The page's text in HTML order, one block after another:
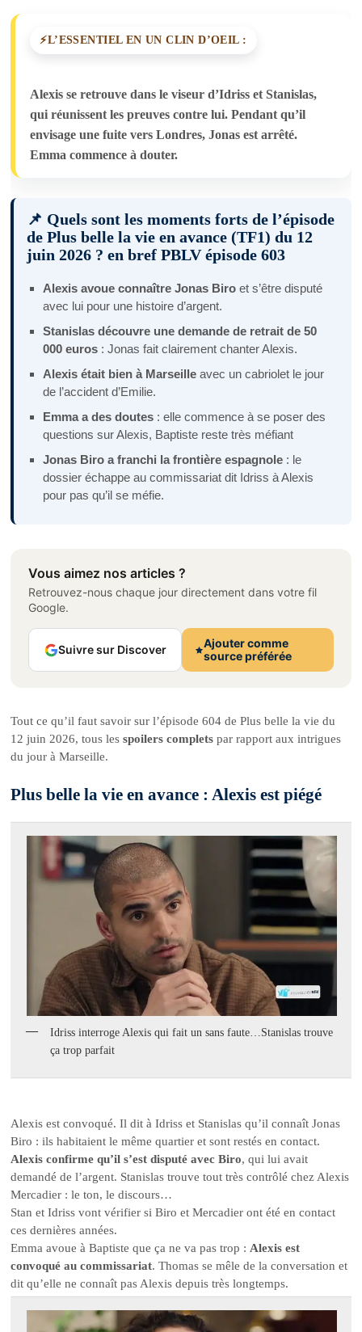
L’ESSENTIEL EN UN CLIN D’OEIL :
Alexis se retrouve dans le viseur d’Idriss et Stanislas,
qui réunissent les preuves contre lui. Pendant qu’il
envisage une fuite vers Londres, Jonas est arrêté.
Emma commence à douter.
📌 Quels sont les moments forts de l’épisode
de Plus belle la vie en avance (TF1) du 12
juin 2026 ? en bref PBLV épisode 603
Alexis avoue connaître Jonas Biro et s’être disputé
avec lui pour une histoire d’argent.
Stanislas découvre une demande de retrait de 50
000 euros : Jonas fait clairement chanter Alexis.
Alexis était bien à Marseille avec un cabriolet le jour
de l’accident d’Emilie.
Emma a des doutes : elle commence à se poser des
questions sur Alexis, Baptiste reste très méfiant
Jonas Biro a franchi la frontière espagnole : le
dossier échappe au commissariat dit Idriss à Alexis
pour pas qu’il se méfie.
Vous aimez nos articles ?
Retrouvez-nous chaque jour directement dans votre fil
Google.
Suivre sur Discover
Ajouter comme
source préférée
Tout ce qu’il faut savoir sur l’épisode 604 de Plus belle la vie du
12 juin 2026, tous lesspoilers complets par rapport aux intrigues
du jour à Marseille.
Plus belle la vie en avance : Alexis est piégé
Idriss interroge Alexis qui fait un sans faute…Stanislas trouve
ça trop parfait
Alexis est convoqué. Il dit à Idriss et Stanislas qu’il connaît Jonas
Biro : ils habitaient le même quartier et sont restés en contact.
Alexis confirme qu’il s’est disputé avec Biro, qui lui avait
demandé de l’argent. Stanislas trouve tout très contrôlé chez Alexis
Mercadier : le ton, le discours…
Stan et Idriss vont vérifier si Biro et Mercadier ont été en contact
ces dernières années.
Emma avoue à Baptiste que ça ne va pas trop : Alexis est
convoqué au commissariat. Thomas se mêle de la conversation et
dit qu’elle ne connaît pas Alexis depuis très longtemps.